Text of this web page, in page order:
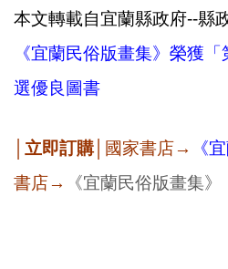
本文轉載自宜蘭縣政府--縣
《宜蘭民俗版畫集》榮獲
選優良圖書
│立即訂購│ 國家書店→ 《
書店→
《宜蘭民俗版畫集》